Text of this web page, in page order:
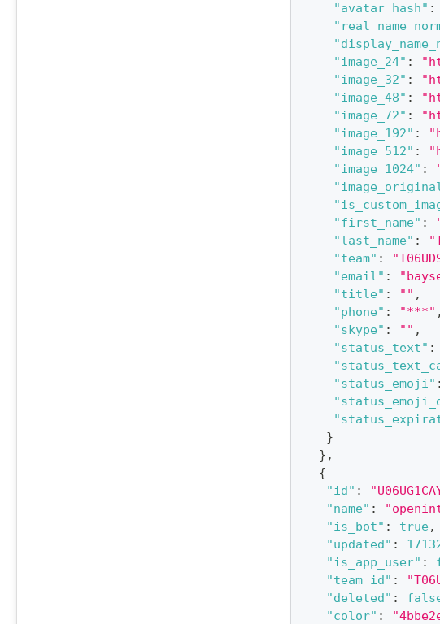
"avatar_hash" :
"image_24" :
"image_32" :
"image_48" :
"image_72" :
"image_192" :
"image_512" :
"image_1024" :
"first_name" :
"last_name" :
"team" :
"email" :
"title" : "" ,
"phone" : "***" ,
"skype" : "" ,
"status_text" :
"status_emoji" :
}
} ,
{
"id" :
"name" :
"is_bot" : true,
"updated" :
"is_app_user" :
"team_id" :
"deleted" :
"color" :